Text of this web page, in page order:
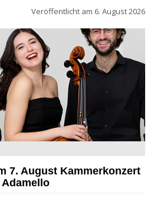
Veröffentlicht am 6. August 2026
7. August Kammerkonzert